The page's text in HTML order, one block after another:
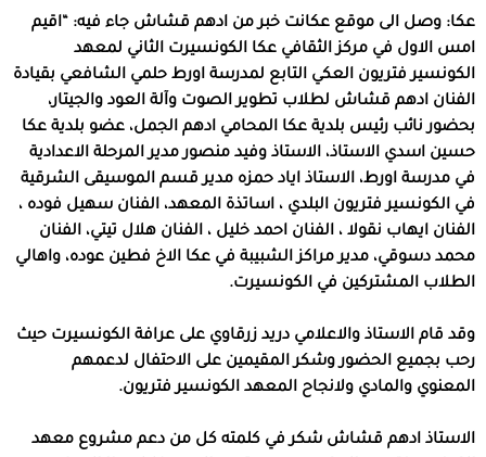
عكا: وصل الى موقع عكانت خبر من ادهم قشاش جاء فيه: “اقيم
امس الاول في مركز الثقافي عكا الكونسيرت الثاني لمعهد
الكونسير فتريون العكي التابع لمدرسة اورط حلمي الشافعي بقيادة
الفنان ادهم قشاش لطلاب تطوير الصوت وآلة العود والجيتار،
بحضور نائب رئيس بلدية عكا المحامي ادهم الجمل، عضو بلدية عكا
حسين اسدي الاستاذ، الاستاذ وفيد منصور مدير المرحلة الاعدادية
في مدرسة اورط، الاستاذ اياد حمزه مدير قسم الموسيقى الشرقية
في الكونسير فتريون البلدي ، اساتذة المعهد، الفنان سهيل فوده ،
الفنان ايهاب نقولا ، الفنان احمد خليل ، الفنان هلال تيتي، الفنان
محمد دسوقي، مدير مراكز الشبيبة في عكا الاخ فطين عوده، واهالي
الطلاب المشتركين في الكونسيرت.
وقد قام الاستاذ والاعلامي دريد زرقاوي على عرافة الكونسيرت حيث
رحب بجميع الحضور وشكر المقيمين على الاحتفال لدعمهم
المعنوي والمادي ولانجاح المعهد الكونسير فتريون.
الاستاذ ادهم قشاش شكر في كلمته كل من دعم مشروع معهد